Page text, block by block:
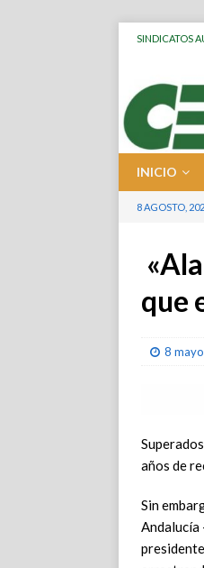
SINDICATOS
INICIO
8 AGOSTO,
que
8
años de
Sin
Andalucía